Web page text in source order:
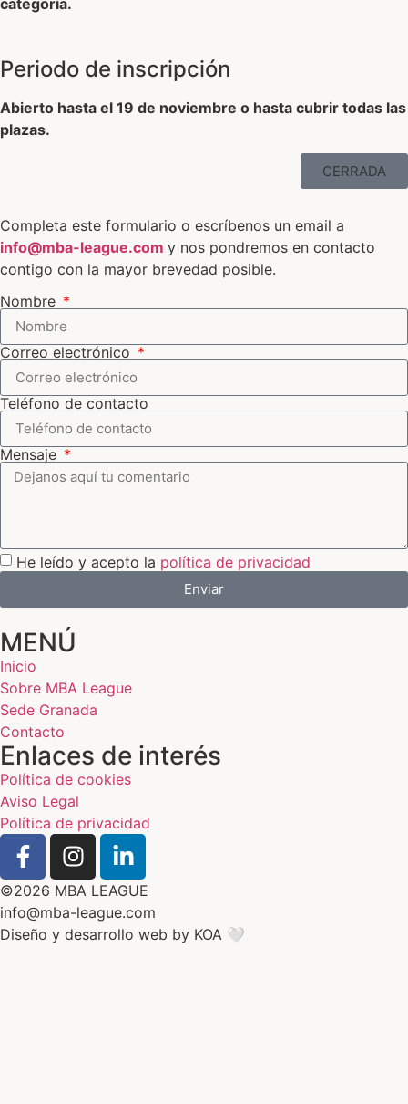
Periodo de inscripción
Abierto hasta el 19 de noviembre o hasta cubrir todas las
plazas.
CERRADA
Completa este formulario o escríbenos un email a
info@mba-league.com y nos pondremos en contacto
contigo con la mayor brevedad posible.
Nombre
Correo electrónico
Teléfono de contacto
Mensaje
He leído y acepto la política de privacidad
Enviar
MENÚ
Inicio
Sobre MBA League
Sede Granada
Contacto
Enlaces de interés
Política de cookies
Aviso Legal
Política de privacidad
©2026 MBA LEAGUE
info@mba-league.com
Diseño y desarrollo web by KOA 🤍